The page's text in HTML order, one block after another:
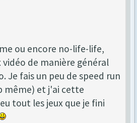
ou encore no-life-life,
vidéo de manière général
Je fais un peu de speed run
même) et j'ai cette
tout les jeux que je fini